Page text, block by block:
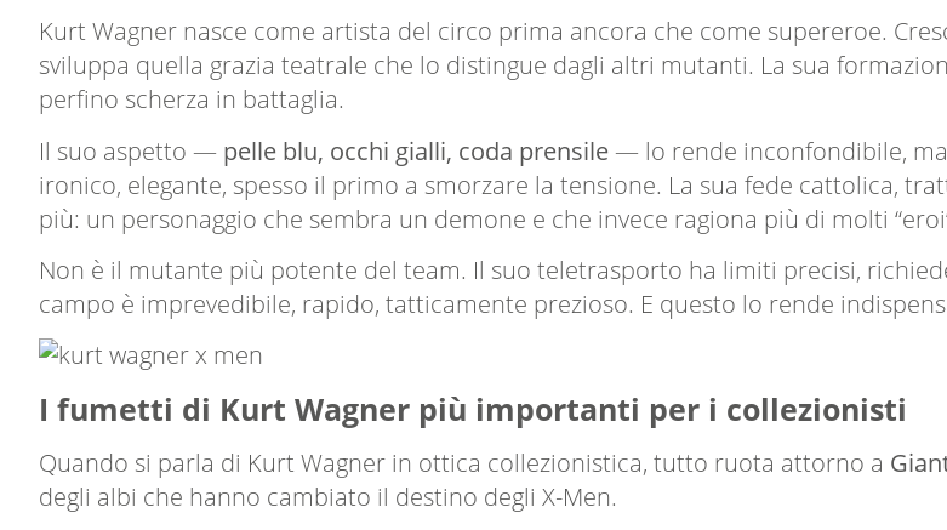
Kurt Wagner nasce come artista del circo prima ancora che come supereroe.
sviluppa quella grazia teatrale che lo distingue dagli altri mutanti. La sua
perfino scherza in battaglia.
Il suo aspetto — pelle blu, occhi gialli, coda prensile— lo rende inconfondibile,
ironico, elegante, spesso il primo a smorzare la tensione. La sua fede cattolica,
più: un personaggio che sembra un demone e che invece ragiona più di molti
Non è il mutante più potente del team. Il suo teletrasporto ha limiti precisi,
campo è imprevedibile, rapido, tatticamente prezioso. E questo lo rende
I fumetti di Kurt Wagner più importanti per i collezionisti
Quando si parla di Kurt Wagner in ottica collezionistica, tutto ruota attorno a
degli albi che hanno cambiato il destino degli X-Men.